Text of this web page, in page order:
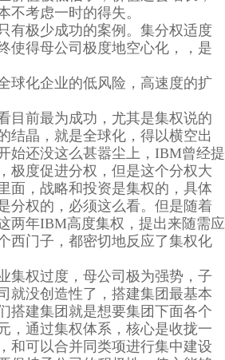
不考虑一时的得失。
极少成功的案例。集分权适度
使得母公司极度地空心化，，是
化企业的低风险，高速度的扩
前最为成功，尤其是集权说的
结晶，就是全球化，得以横空出
始还没这么甚嚣尘上，IBM曾经提
极度促进分权，但是这个分权大
面，战略和投资是集权的，具体
分权的，必须这么看。但是随着
两年IBM高度集权，提出来随需应
西门子，都密切地反应了集权化
权过度，母公司极为强势，子
就没创造性了，搭建集团最基本
搭建集团就是想要集团下面各个
，通过集权体系，核心是收拢一
和可以合并同类项进行集中建设